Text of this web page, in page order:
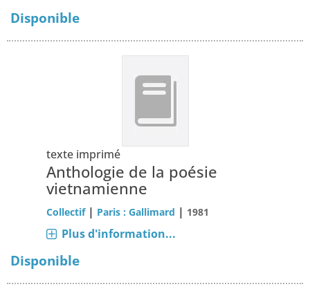
Disponible
texte imprimé
Anthologie de la poésie
vietnamienne
Collectif | Paris : Gallimard | 1981
Plus d'information...
Disponible